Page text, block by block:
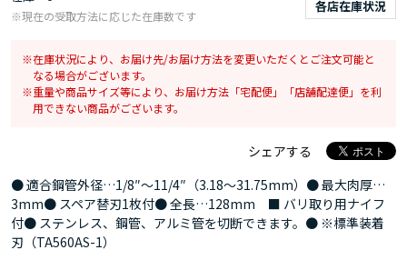
各店在庫状況
※現在の受取方法に応じた在庫数です
在庫状況により、お届け先/お届け方法を変更いただくとご注文可能と
なる場合がございます。
重量や商品サイズ等により、お届け方法「宅配便」「店舗配達便」を利
用できない商品がございます。
シェアする
● 適合鋼管外径…1/8″～11/4″（3.18～31.75mm）● 最大肉厚…
3mm● スペア替刃1枚付● 全長…128mm ■ バリ取り用ナイフ
付● ステンレス、鋼管、アルミ管を切断できます。● ※標準装着
刃（TA560AS-1）